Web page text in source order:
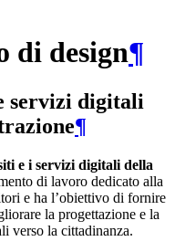
di design¶
servizi digitali
¶
e i servizi digitali della
di lavoro dedicato alla
e ha l’obiettivo di fornire
la progettazione e la
verso la cittadinanza.